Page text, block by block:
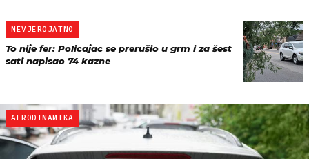
NEVJEROJATNO
To nije fer: Policajac se prerušio u grm i za šest
sati napisao 74 kazne
AERODINAMIKA